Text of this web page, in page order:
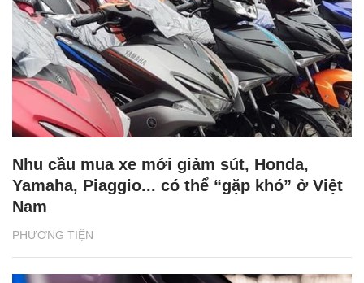
PHƯƠNG TIỆN
Nhu cầu mua xe mới giảm sút, Honda,
Yamaha, Piaggio... có thể “gặp khó” ở Việt
Nam